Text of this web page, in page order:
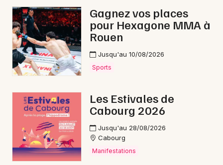
Marche gourmande en Normandie
Newsletter des sorties
Artistes en tournée
Actus à Caen
Magazine à Caen
Gagnez vos places
pour Hexagone MMA à
Rouen
Jusqu'au 10/08/2026
Sports
Les Estivales de
Cabourg 2026
Jusqu'au 28/08/2026
Cabourg
Manifestations